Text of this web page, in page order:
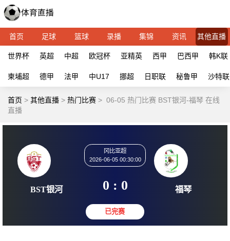
首页 足球 篮球 录播 集锦 资讯 其他直播
世界杯 英超 中超 欧冠杯 亚精英 西甲 巴西甲 韩K联
柬埔超 德甲 法甲 中U17 挪超 日职联 秘鲁甲 沙特联
首页 > 其他直播 > 热门比赛 > 06-05 热门比赛 BST银河-福琴 在线
直播
冈比亚超
0 : 0